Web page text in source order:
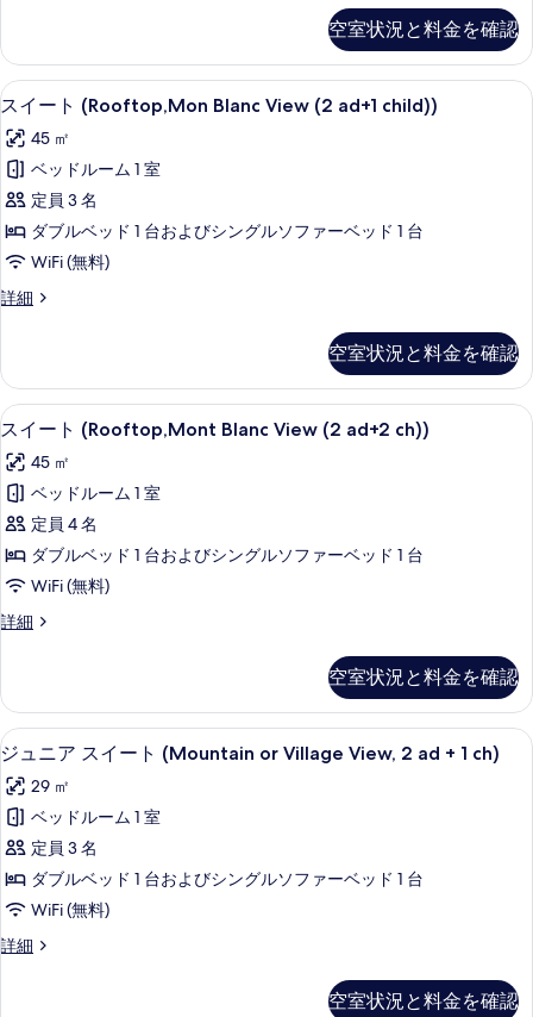
を
表
示
す
る
す
べ
て
の
写
真
を
表
示
る
(2
adults
+
child)
の
細
空室状況と料金を確認
ス
イ
ー
ト
(Rooftop,Mon
Blanc
View
(2
の
す
べ
て
の
写
真
を
表
る
4
スイート (Rooftop,Mon Blanc View (2 ad+1 child))
45 ㎡
ベッドルーム 1 室
定員 3 名
ダブルベッド 1 台およびシングルソファーベッド 1 台
WiFi (無料)
詳細
ス
(Rooftop,Mon
Blanc
View
ad+1
child))
詳
細
空室状況と料金を確認
ス
イ
ー
ト
(Rooftop,Mont
Blanc
View
(2
の
す
べ
て
の
写
真
を
表
4
スイート (Rooftop,Mont Blanc View (2 ad+2 ch))
45 ㎡
ベッドルーム 1 室
定員 4 名
ダブルベッド 1 台およびシングルソファーベッド 1 台
WiFi (無料)
詳細
ス
(Rooftop,Mont
Blanc
View
ad+2
ch))
詳
細
空室状況と料金を確認
ジ
ュ
ニ
ア
ス
イ
ー
ト
5
ジュニア スイート (Mountain or Village View, 2 ad + 1 ch)
29 ㎡
ベッドルーム 1 室
定員 3 名
ダブルベッド 1 台およびシングルソファーベッド 1 台
WiFi (無料)
詳細
ジ
空室状況と料金を確認